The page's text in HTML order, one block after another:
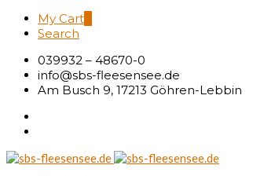
My Cart
Search
039932 – 48670-0
info@sbs-fleesensee.de
Am Busch 9, 17213 Göhren-Lebbin